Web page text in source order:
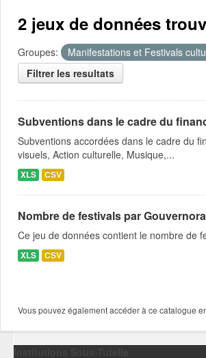
2 jeux de données
Groupes: Manifestations et Festivals
Filtrer les resultats
Subventions dans le cadre du
Subventions accordées dans le cadre du
visuels, Action culturelle, Musique,...
XLS CSV
Nombre de festivals par
Ce jeu de données contient le nombre de
XLS CSV
Vous pouvez également accéder à ce catalogue